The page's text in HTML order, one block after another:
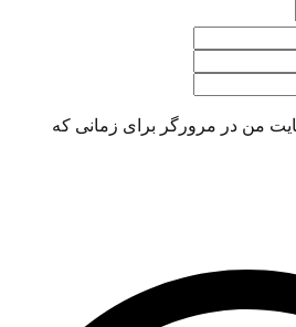
من در مرورگر برای زمانی که